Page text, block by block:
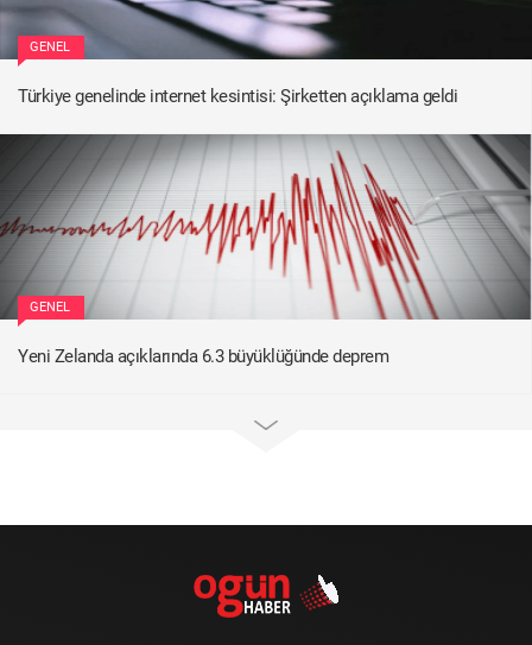
GENEL
Türkiye genelinde internet kesintisi: Şirketten açıklama geldi
GENEL
Yeni Zelanda açıklarında 6.3 büyüklüğünde deprem